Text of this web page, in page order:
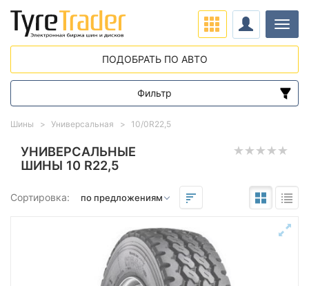
УНИВЕРСАЛЬНЫЕ
ШИНЫ 10 R22,5
Сортировка:
Шины Универсальная 10/0R22,5
ПОДОБРАТЬ ПО АВТО
Фильтр
Диапазон цен
от